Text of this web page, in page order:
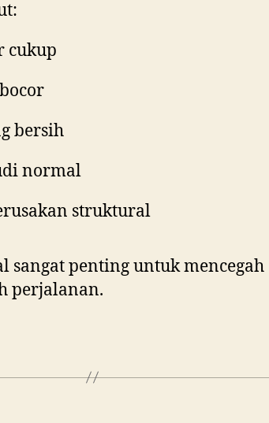
cukup
bersih
normal
struktural
sangat penting untuk mencegah
perjalanan.